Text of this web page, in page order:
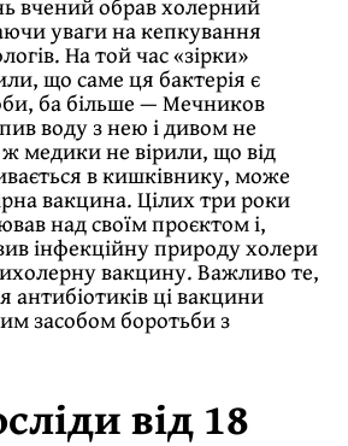
уваги на кепкування
На той час «зірки»
що саме ця бактерія є
ба більше — Мечников
воду з нею і дивом не
ж медики не вірили, що від
в кишківнику, може
вакцина. Цілих три роки
над своїм проєктом і,
інфекційну природу холери
вакцину. Важливо те,
ці вакцини
засобом боротьби з
від 18